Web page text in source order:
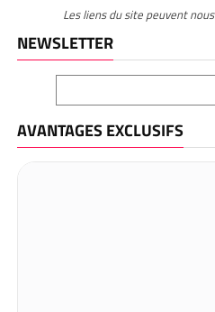
Les liens du site peuvent
NEWSLETTER
AVANTAGES EXCLUSIFS